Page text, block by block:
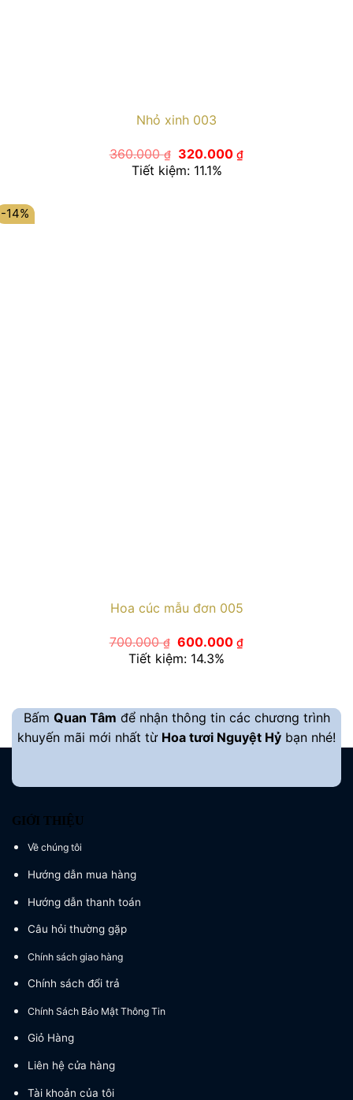
Nhỏ xinh 003
360.000₫
Giá
gốc
là:
320.000₫Giá
Tiết kiệm: 11.1%
-14%
Hoa cúc mẫu đơn 005
700.000₫ Giá
gốc
là:
600.000₫Giá
Tiết kiệm: 14.3%
Bấm Quan Tâm để nhận thông tin các chương trình
khuyến mãi mới nhất từ Hoa tươi Nguyệt Hỷ bạn nhé!
GIỚI THIỆU
Về chúng tôi
Hướng dẫn mua hàng
Hướng dẫn thanh toán
Câu hỏi thường gặp
Chính sách giao hàng
Chính sách đổi trả
Chính Sách Bảo Mật Thông Tin
Giỏ Hàng
Liên hệ cửa hàng
Tài khoản của tôi